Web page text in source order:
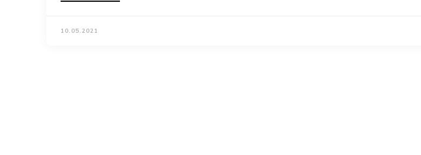
10.05.2021